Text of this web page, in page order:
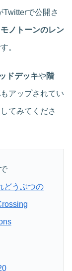
Twitterで公開さ
ノトーンのレン
。
ドデッキや階
もアップされてい
てみてくださ
どうぶつの